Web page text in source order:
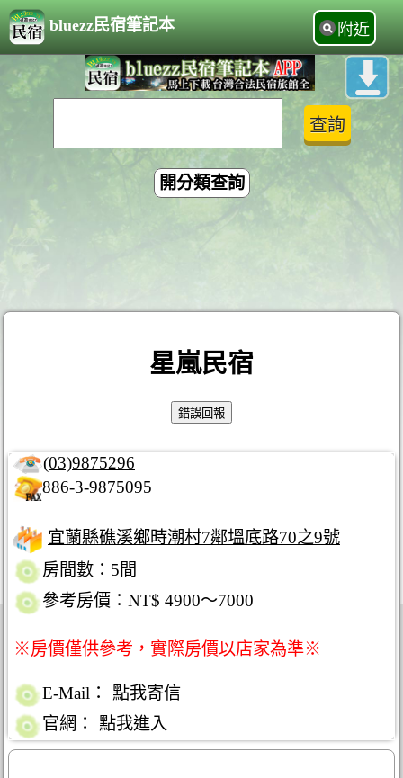
bluezz民宿筆記本 附近
開分類查詢
星嵐民宿
(03)9875296
886-3-9875095
宜蘭縣礁溪鄉時潮村7鄰塭底路70之9號
房間數：5間
參考房價：NT$ 4900～7000
※房價僅供參考，實際房價以店家為準※
E-Mail：
點我寄信
官網：
點我進入